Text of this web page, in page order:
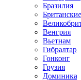
Бразилия
Венгрия
Вьетнам
Гибралтар
Гонконг
Грузия
Доминика